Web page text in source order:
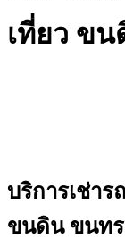
เที่ยว ข
บริการเช่า
ขนดิน ขนทร